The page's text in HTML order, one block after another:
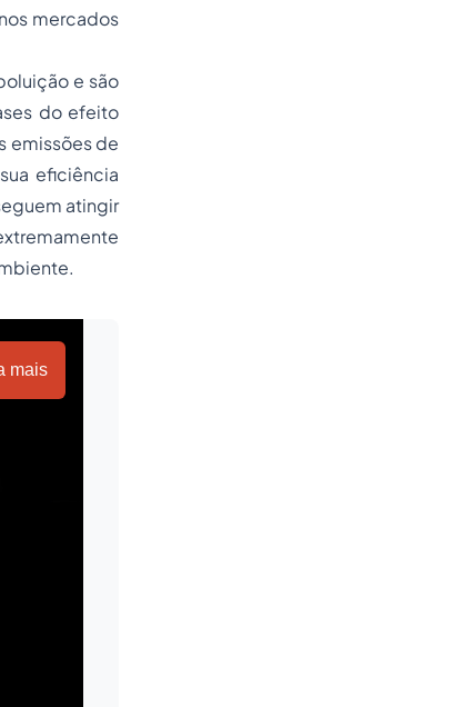
mercados
e são
do efeito
emissões de
eficiência
atingir
mais